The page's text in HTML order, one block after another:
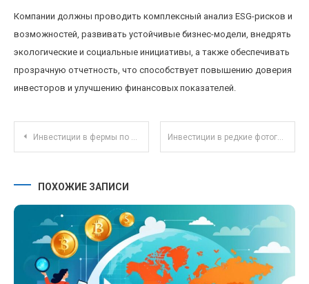
Компании должны проводить комплексный анализ ESG-рисков и
возможностей, развивать устойчивые бизнес-модели, внедрять
экологические и социальные инициативы, а также обеспечивать
прозрачную отчетность, что способствует повышению доверия
инвесторов и улучшению финансовых показателей.
Навигация по записям
Инвестиции в фермы по выращиванию насекомых как экологическая альтернатива традиционным активам Инвестиции в редкие фотографии: новая возможность диверсификации портфеля коллекционеров
ПОХОЖИЕ ЗАПИСИ